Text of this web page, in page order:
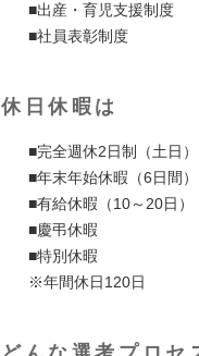
■出産・育児支援制度
■社員表彰制度
休日休暇は
■完全週休2日制（土日
■年末年始休暇（6日間）
■有給休暇（10～20日）
■慶弔休暇
■特別休暇
※年間休日120日